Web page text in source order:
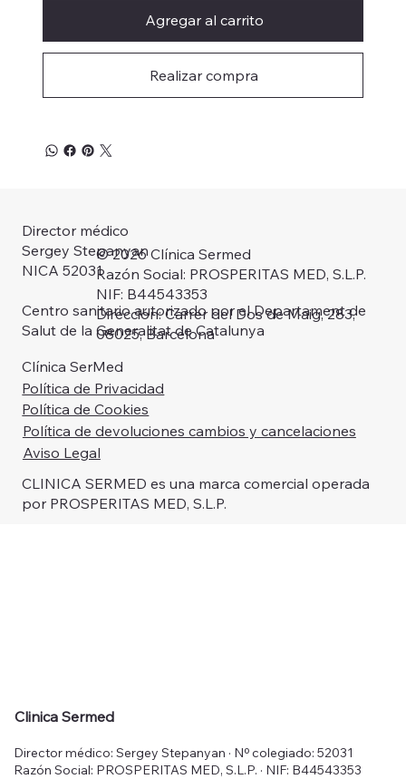
Agregar al carrito
Realizar compra
Director médico
Sergey Stepanyan
NICA 52031
Centro sanitario autorizado por el Departament de
Salut de la Generalitat de Catalunya
© 2026 Clínica Sermed
Razón Social: PROSPERITAS MED, S.L.P.
NIF: B44543353
Dirección: Carrer del Dos de Maig, 283,
08025, Barcelona
Clínica SerMed
Política de Privacidad
Aviso Legal
Política de Cookies
Política de devoluciones cambios y cancelaciones
CLINICA SERMED es una marca comercial operada
por PROSPERITAS MED, S.L.P.
Clinica Sermed
Director médico: Sergey Stepanyan · Nº colegiado: 52031
Razón Social: PROSPERITAS MED, S.L.P. · NIF: B44543353